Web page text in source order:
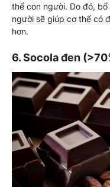
thể con người. Do đó,
người sẽ giúp cơ thể có
hơn.
6. Socola đen